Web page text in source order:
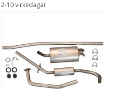
2-10 virkedagar